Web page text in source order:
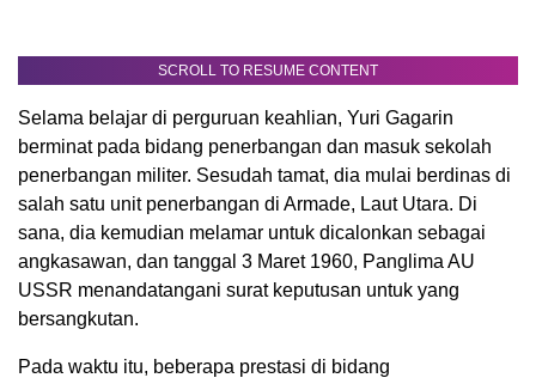
SCROLL TO RESUME CONTENT
Selama belajar di perguruan keahlian, Yuri Gagarin
berminat pada bidang penerbangan dan masuk sekolah
penerbangan militer. Sesudah tamat, dia mulai berdinas di
salah satu unit penerbangan di Armade, Laut Utara. Di
sana, dia kemudian melamar untuk dicalonkan sebagai
angkasawan, dan tanggal 3 Maret 1960, Panglima AU
USSR menandatangani surat keputusan untuk yang
bersangkutan.
Pada waktu itu, beberapa prestasi di bidang